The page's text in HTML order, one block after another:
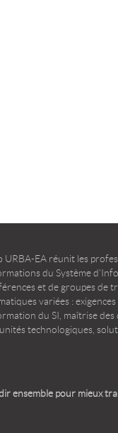
URBA-EA réunit les
du Système
et de groupes de
variées :
du SI, maîtrise des
technologiques,
ensemble pour mieux